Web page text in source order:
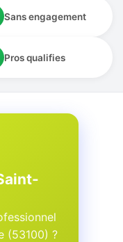
Sans engagement
Pros qualifies
(53100) ?